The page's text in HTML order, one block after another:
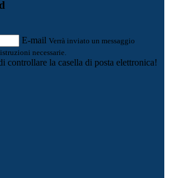
E-mail Verrà inviato un messaggio
necessarie.
controllare la casella di posta elettronica!